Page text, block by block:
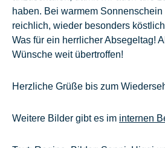
haben. Bei warmem
reichlich, wieder besonders
Was für ein herrlicher Absegeltag!
Wünsche weit übertroffen!
Herzliche Grüße bis zum
Weitere Bilder gibt es im internen